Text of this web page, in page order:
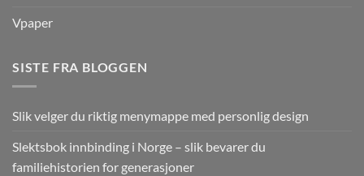
Vpaper
SISTE FRA BLOGGEN
Slik velger du riktig menymappe med personlig design
Slektsbok innbinding i Norge – slik bevarer du
familiehistorien for generasjoner